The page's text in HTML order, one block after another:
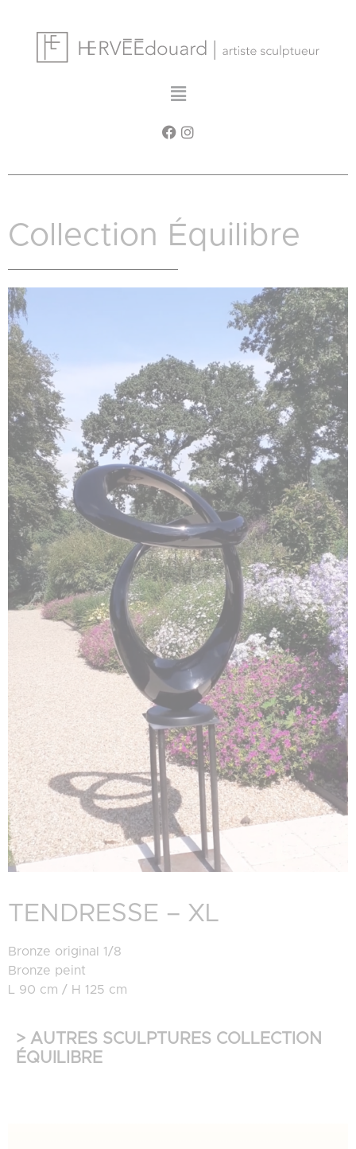
Collection Équilibre
TENDRESSE – XL
Bronze original 1/8
Bronze peint
L 90 cm / H 125 cm
> AUTRES SCULPTURES COLLECTION
ÉQUILIBRE